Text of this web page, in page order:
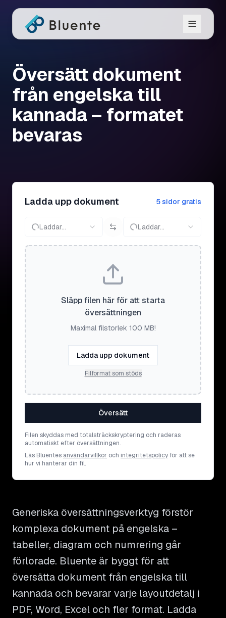
Översätt dokument
från engelska till
kannada – formatet
bevaras
Ladda upp dokument 5 sidor gratis
Laddar... Laddar...
Släpp filen här för att starta
översättningen
Maximal filstorlek 100 MB!
Ladda upp dokument
Filformat som stöds
Översätt
Filen skyddas med totalsträckskryptering och raderas
automatiskt efter översättningen.
Läs Bluentes användarvillkor och integritetspolicy för att se
hur vi hanterar din fil.
Generiska översättningsverktyg förstör
komplexa dokument på engelska –
tabeller, diagram och numrering går
förlorade. Bluente är byggt för att
översätta dokument från engelska till
kannada och bevarar varje layoutdetalj i
PDF, Word, Excel och fler format. Ladda